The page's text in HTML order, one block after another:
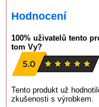
Hodnocení
100% uživatelů tento
tom Vy?
Tento produkt už
zkušenosti s výrobkem.